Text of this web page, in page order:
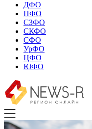
ДФО
ПФО
СЗФО
СКФО
СФО
УрФО
ЦФО
ЮФО